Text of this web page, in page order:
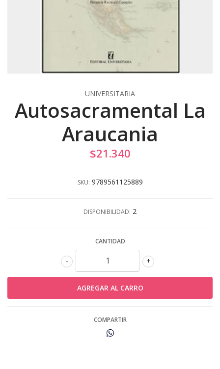
UNIVERSITARIA
Autosacramental La
Araucania
$21.340
SKU: 9789561125889
DISPONIBILIDAD: 2
CANTIDAD
+
-
COMPARTIR